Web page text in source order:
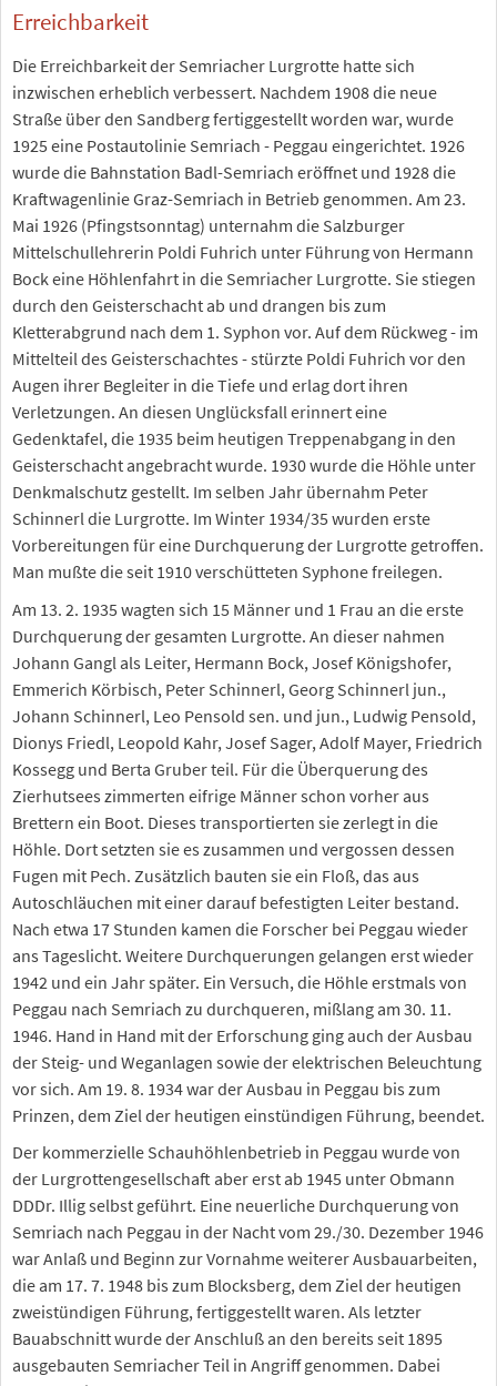
Erreichbarkeit
Die Erreichbarkeit der Semriacher Lurgrotte hatte sich
inzwischen erheblich verbessert. Nachdem 1908 die neue
Straße über den Sandberg fertiggestellt worden war, wurde
1925 eine Postautolinie Semriach - Peggau eingerichtet. 1926
wurde die Bahnstation Badl-Semriach eröffnet und 1928 die
Kraftwagenlinie Graz-Semriach in Betrieb genommen. Am 23.
Mai 1926 (Pfingstsonntag) unternahm die Salzburger
Mittelschullehrerin Poldi Fuhrich unter Führung von Hermann
Bock eine Höhlenfahrt in die Semriacher Lurgrotte. Sie stiegen
durch den Geisterschacht ab und drangen bis zum
Kletterabgrund nach dem 1. Syphon vor. Auf dem Rückweg - im
Mittelteil des Geisterschachtes - stürzte Poldi Fuhrich vor den
Augen ihrer Begleiter in die Tiefe und erlag dort ihren
Verletzungen. An diesen Unglücksfall erinnert eine
Gedenktafel, die 1935 beim heutigen Treppenabgang in den
Geisterschacht angebracht wurde. 1930 wurde die Höhle unter
Denkmalschutz gestellt. Im selben Jahr übernahm Peter
Schinnerl die Lurgrotte. Im Winter 1934/35 wurden erste
Vorbereitungen für eine Durchquerung der Lurgrotte getroffen.
Man mußte die seit 1910 verschütteten Syphone freilegen.
Am 13. 2. 1935 wagten sich 15 Männer und 1 Frau an die erste
Durchquerung der gesamten Lurgrotte. An dieser nahmen
Johann Gangl als Leiter, Hermann Bock, Josef Königshofer,
Emmerich Körbisch, Peter Schinnerl, Georg Schinnerl jun.,
Johann Schinnerl, Leo Pensold sen. und jun., Ludwig Pensold,
Dionys Friedl, Leopold Kahr, Josef Sager, Adolf Mayer, Friedrich
Kossegg und Berta Gruber teil. Für die Überquerung des
Zierhutsees zimmerten eifrige Männer schon vorher aus
Brettern ein Boot. Dieses transportierten sie zerlegt in die
Höhle. Dort setzten sie es zusammen und vergossen dessen
Fugen mit Pech. Zusätzlich bauten sie ein Floß, das aus
Autoschläuchen mit einer darauf befestigten Leiter bestand.
Nach etwa 17 Stunden kamen die Forscher bei Peggau wieder
ans Tageslicht. Weitere Durchquerungen gelangen erst wieder
1942 und ein Jahr später. Ein Versuch, die Höhle erstmals von
Peggau nach Semriach zu durchqueren, mißlang am 30. 11.
1946. Hand in Hand mit der Erforschung ging auch der Ausbau
der Steig- und Weganlagen sowie der elektrischen Beleuchtung
vor sich. Am 19. 8. 1934 war der Ausbau in Peggau bis zum
Prinzen, dem Ziel der heutigen einstündigen Führung, beendet.
Der kommerzielle Schauhöhlenbetrieb in Peggau wurde von
der Lurgrottengesellschaft aber erst ab 1945 unter Obmann
DDDr. Illig selbst geführt. Eine neuerliche Durchquerung von
Semriach nach Peggau in der Nacht vom 29./30. Dezember 1946
war Anlaß und Beginn zur Vornahme weiterer Ausbauarbeiten,
die am 17. 7. 1948 bis zum Blocksberg, dem Ziel der heutigen
zweistündigen Führung, fertiggestellt waren. Als letzter
Bauabschnitt wurde der Anschluß an den bereits seit 1895
ausgebauten Semriacher Teil in Angriff genommen. Dabei